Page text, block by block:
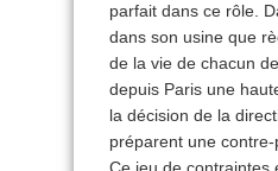
parfait dans ce rôle.
dans son usine que
de la vie de chacun
depuis Paris une
la décision de la
préparent une